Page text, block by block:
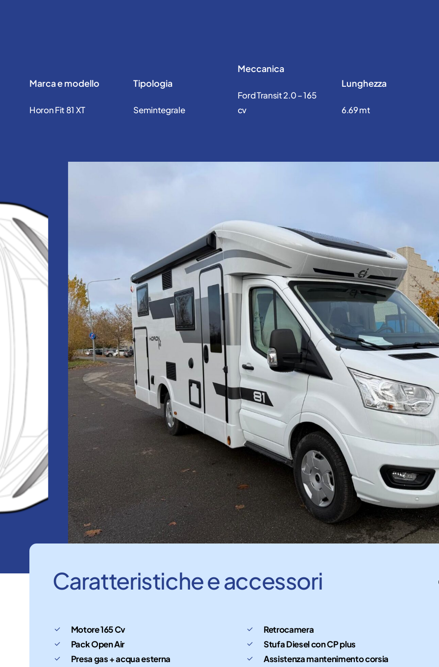
Marca e modello
Horon Fit 81 XT
Tipologia
Semintegrale
Meccanica
Ford Transit 2.0 – 165
cv
Lunghezza
6.69 mt
Caratteristicheeaccessori
Motore 165 Cv
Pack Open Air
Presa gas + acqua esterna
Retrocamera
Stufa Diesel con CP plus
Assistenza mantenimento corsia